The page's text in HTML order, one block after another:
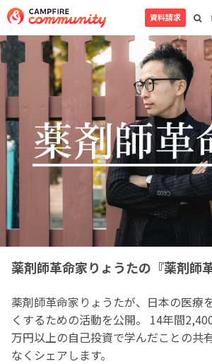
資料請求
薬剤師革命家りょうたの『薬剤師
薬剤師革命家りょうたが、日本の医療
くするための活動を公開。 14年間
万円以上の自己投資で学んだことの共
なくシェアします。